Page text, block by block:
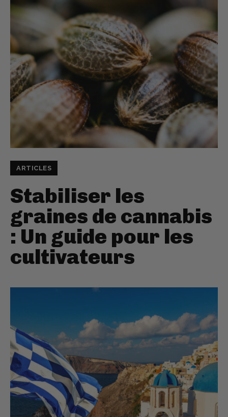
ARTICLES
Stabiliser les
graines de cannabis
: Un guide pour les
cultivateurs